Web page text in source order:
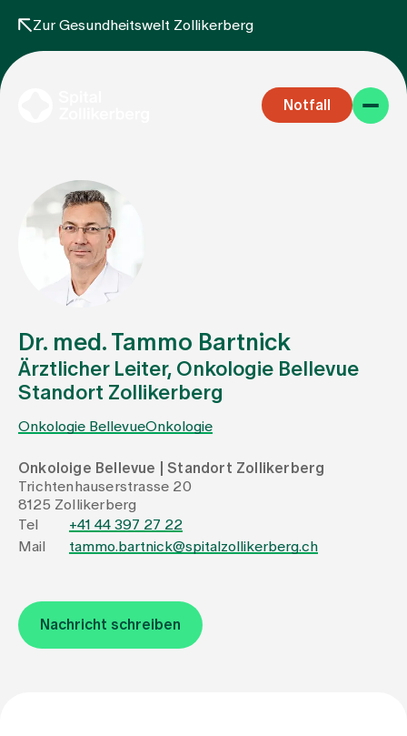
Zur Gesundheitswelt Zollikerberg
Notfall
Fachbereiche
Aufenthalt
Team
Events
Aktuelles
Dr. med. Tammo Bartnick
Ärztlicher Leiter, Onkologie Bellevue
Standort Zollikerberg
Onkologie BellevueOnkologie
Onkoloige Bellevue | Standort Zollikerberg
Trichtenhauserstrasse 20
8125 Zollikerberg
Tel
+41 44 397 27 22
Mail
tammo.bartnick@spitalzollikerberg.ch
Nachricht schreiben